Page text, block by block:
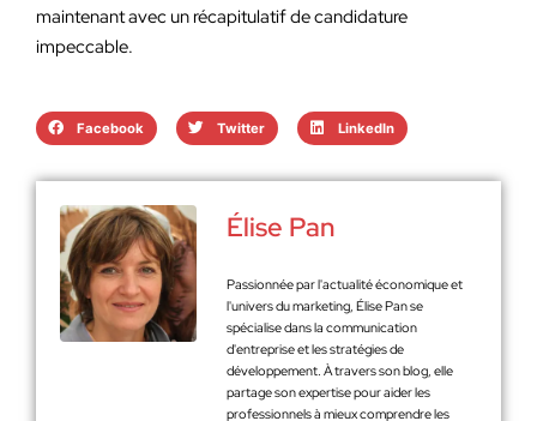
maintenant avec un récapitulatif de candidature
impeccable.
Facebook Twitter LinkedIn
Élise Pan
Passionnée par l'actualité économique et
l'univers du marketing, Élise Pan se
spécialise dans la communication
d'entreprise et les stratégies de
développement. À travers son blog, elle
partage son expertise pour aider les
professionnels à mieux comprendre les